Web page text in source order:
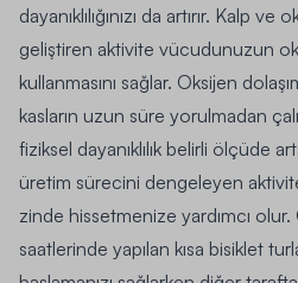
dayanıklılığınızı da artırır. Kalp
geliştiren aktivite vücudunuzun
kullanmasını sağlar. Oksijen
kasların uzun süre yorulmadan
fiziksel dayanıklılık belirli ölçüde
üretim sürecini dengeleyen
zinde hissetmenize yardımcı
saatlerinde yapılan kısa bisiklet